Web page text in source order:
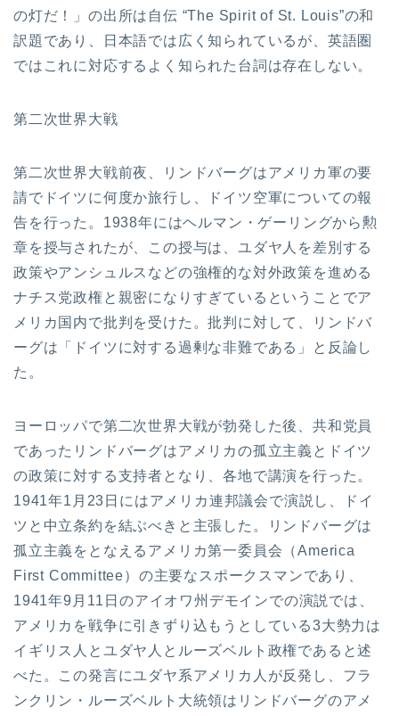
の灯だ！」の出所は自伝 “The Spirit of St. Louis”の和
訳題であり、日本語では広く知られているが、英語圏
ではこれに対応するよく知られた台詞は存在しない。
第二次世界大戦
第二次世界大戦前夜、リンドバーグはアメリカ軍の要
請でドイツに何度か旅行し、ドイツ空軍についての報
告を行った。1938年にはヘルマン・ゲーリングから勲
章を授与されたが、この授与は、ユダヤ人を差別する
政策やアンシュルスなどの強権的な対外政策を進める
ナチス党政権と親密になりすぎているということでア
メリカ国内で批判を受けた。批判に対して、リンドバ
ーグは「ドイツに対する過剰な非難である」と反論し
た。
ヨーロッパで第二次世界大戦が勃発した後、共和党員
であったリンドバーグはアメリカの孤立主義とドイツ
の政策に対する支持者となり、各地で講演を行った。
1941年1月23日にはアメリカ連邦議会で演説し、ドイ
ツと中立条約を結ぶべきと主張した。リンドバーグは
孤立主義をとなえるアメリカ第一委員会（America
First Committee）の主要なスポークスマンであり、
1941年9月11日のアイオワ州デモインでの演説では、
アメリカを戦争に引きずり込もうとしている3大勢力は
イギリス人とユダヤ人とルーズベルト政権であると述
べた。この発言にユダヤ系アメリカ人が反発し、フラ
ンクリン・ルーズベルト大統領はリンドバーグのアメ